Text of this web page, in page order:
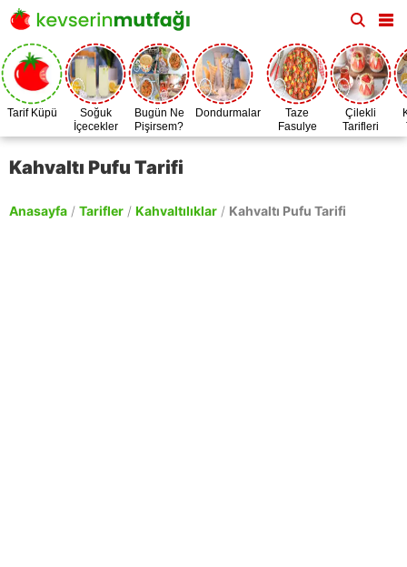
Tarif Küpü
Soğuk
İçecekler
Bugün Ne
Pişirsem?
Dondurmalar
Taze
Fasulye
Zamanı
Çilekli
Tarifleri
Kahvaltı Pufu Tarifi
Anasayfa / Tarifler / Kahvaltılıklar / Kahvaltı Pufu Tarifi